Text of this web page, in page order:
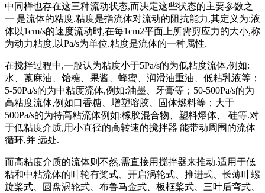
中同样也存在这三种流动状态,而决定这些状态的主要参数之
一 是流体的粘度.粘度是指流体对流动的阻抗能力,其定义为:液
体以1cm/s的速度流动时,在每1cm2平面上所需剪应力的大小,称
为动力粘度,以Pa/s为单位.粘度是流体的一种属性.
在搅拌过程中,一般认为粘度小于5Pa/s的为低粘度流体,例如:
水、蓖麻油、饴糖、果酱、蜂蜜、润滑油重油、低粘乳液等；
5-50Pa/s的为中粘度流体,例如:油墨、牙膏等；50-500Pa/s的为
高粘度流体,例如口香糖、增塑溶胶、固体燃料等；大于
500Pa/s的为特高粘流体例如:橡胶混合物、塑料熔体、 硅等.对
于低粘度介质,用小直径的高转速的搅拌器 能带动周围的流体
循环,并 远处.
而高粘度介质的流体则不然,需直接用搅拌器来推动.适用于低
粘和中粘流体的叶轮有桨式、开启涡轮式、推进式、长薄叶螺
旋桨式、圆盘涡轮式、布鲁马金式、板框桨式、三叶后弯式、